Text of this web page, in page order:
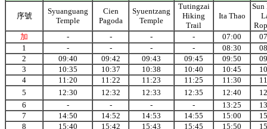
序號
Syuanguang
Temple
Cien
Pagoda
Syuentzang
Temple
Tutingzai
Hiking
Trail
Ita Thao
Sun
加
- - - - 07:00
1
- - - - 08:30
2
09:40 09:42 09:43 09:45 09:50
3
10:35 10:37 10:38 10:40 10:45
4
11:20 11:22 11:23 11:25 11:30
5
12:30 12:32 12:33 12:35 12:40
6
- - - - 13:25
7
14:50 14:52 14:53 14:55 15:00
8
15:40 15:42 15:43 15:45 15:50